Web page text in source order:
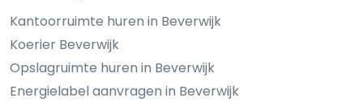
Kantoorruimte huren in Beverwijk
Koerier Beverwijk
Opslagruimte huren in Beverwijk
Energielabel aanvragen in Beverwijk